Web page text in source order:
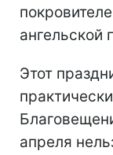
ангельской
Этот
апреля